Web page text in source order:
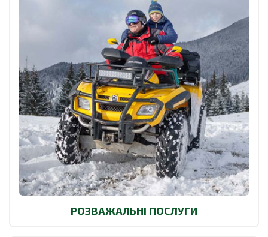
РОЗВАЖАЛЬНІ ПОСЛУГИ